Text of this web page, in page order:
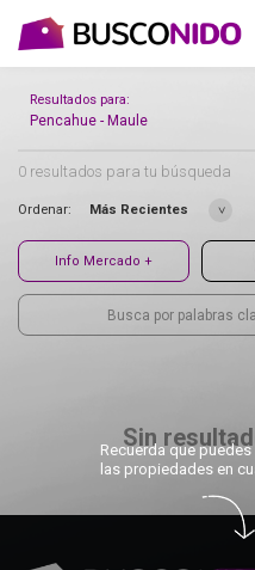
Resultados para:
Pencahue - Maule
0 resultados para tu búsqueda
Ordenar: Más Recientes
Info Mercado +
Sin
Recuerda que
las propiedades en